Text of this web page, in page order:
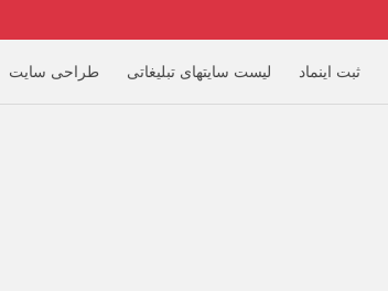
ثبت اینماد لیست سایتهای تبلیغاتی طراحی سایت